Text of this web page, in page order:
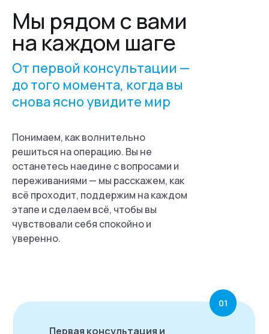
Понимаем, как волнительно
решиться на операцию. Вы не
останетесь наедине с вопросами и
переживаниями — мы расскажем, как
всё проходит, поддержим на каждом
этапе и сделаем всё, чтобы вы
чувствовали себя спокойно и
уверенно.
От первой консультации —
до того момента, когда вы
снова ясно увидите мир
Мы рядом с вами
на каждом шаге
Первая консультация и
01